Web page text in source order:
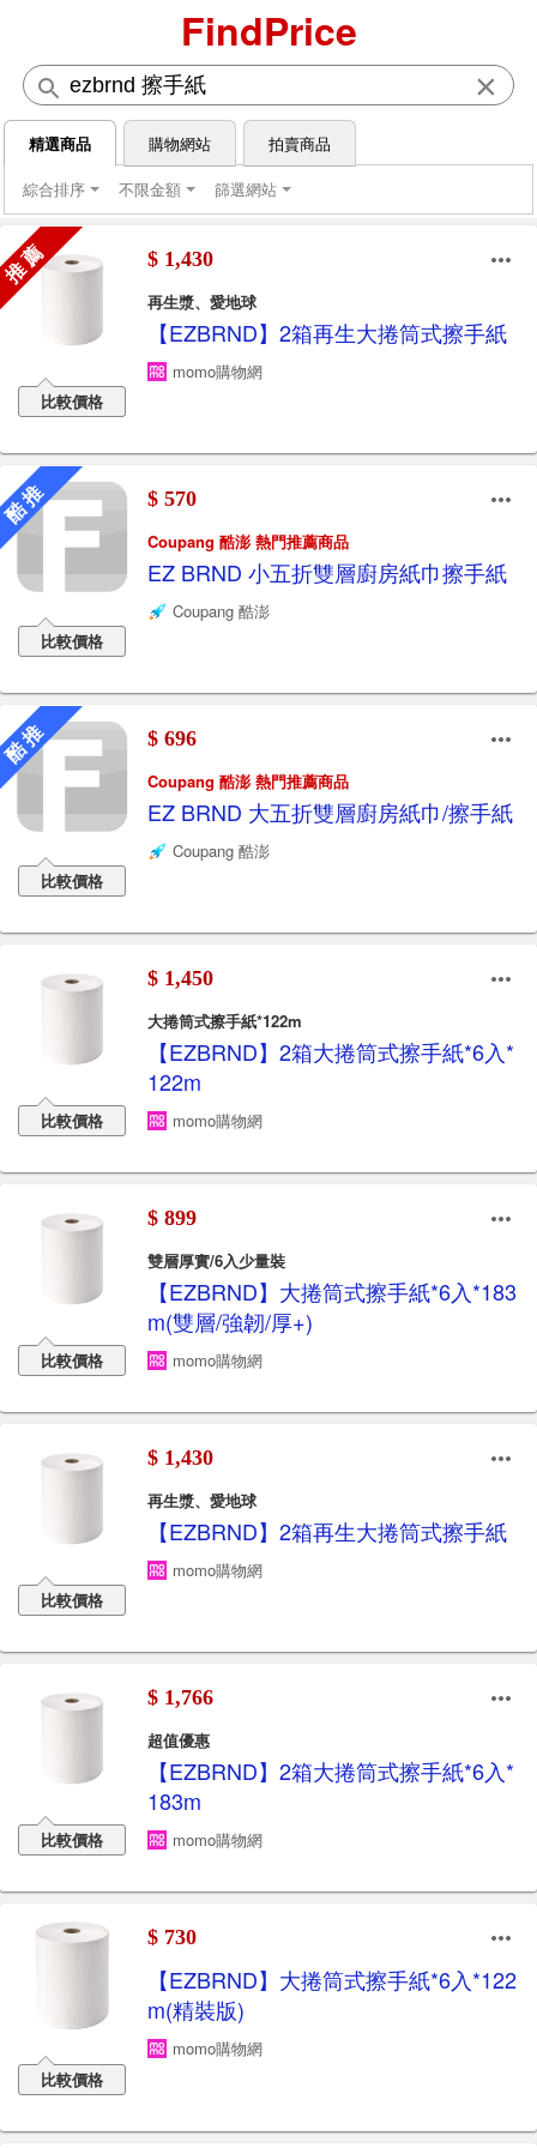
FindPrice
×
精選商品 購物網站
拍賣商品
綜合排序
不限金額 篩選網站
薦
比較價格
$ 1,430
再生漿、愛地球
【EZBRND】2箱再生大捲筒式擦手紙
momo購物網
推
比較價格
$ 570
Coupang 酷澎 熱門推薦商品
EZ BRND 小五折雙層廚房紙巾擦手紙
Coupang 酷澎
推
比較價格
$ 696
Coupang 酷澎 熱門推薦商品
EZ BRND 大五折雙層廚房紙巾/擦手紙
Coupang 酷澎
比較價格
$ 1,450
大捲筒式擦手紙*122m
【EZBRND】2箱大捲筒式擦手紙*6入*
122m
momo購物網
比較價格
$ 899
雙層厚實/6入少量裝
【EZBRND】大捲筒式擦手紙*6入*183
m(雙層/強韌/厚+)
momo購物網
比較價格
$ 1,430
再生漿、愛地球
【EZBRND】2箱再生大捲筒式擦手紙
momo購物網
比較價格
$ 1,766
超值優惠
【EZBRND】2箱大捲筒式擦手紙*6入*
183m
momo購物網
比較價格
$ 730
【EZBRND】大捲筒式擦手紙*6入*122
m(精裝版)
momo購物網